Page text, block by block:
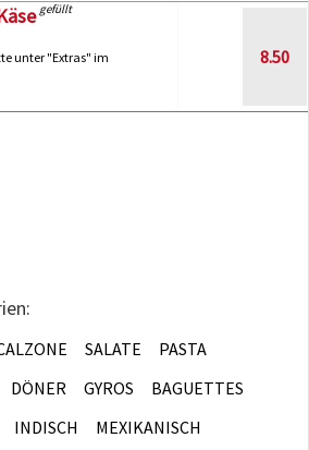
gefüllt
unter "Extras" im
8.50
SALATE
PASTA
DÖNER GYROS
BAGUETTES
INDISCH
MEXIKANISCH